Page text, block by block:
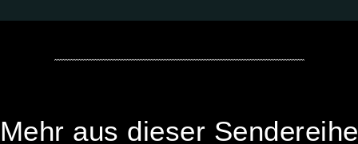
Mehr aus dieser Sendereihe